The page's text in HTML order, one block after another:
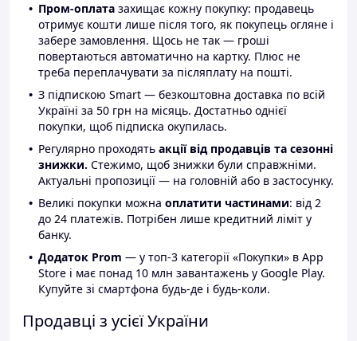
Пром-оплата захищає кожну покупку: продавець
отримує кошти лише після того, як покупець огляне і
забере замовлення. Щось не так — гроші
повертаються автоматично на картку. Плюс не
треба переплачувати за післяплату на пошті.
З підпискою Smart — безкоштовна доставка по всій
Україні за 50 грн на місяць. Достатньо однієї
покупки, щоб підписка окупилась.
Регулярно проходять акції від продавців та сезонні
знижки. Стежимо, щоб знижки були справжніми.
Актуальні пропозиції — на головній або в застосунку.
Великі покупки можна оплатити частинами: від 2
до 24 платежів. Потрібен лише кредитний ліміт у
банку.
Додаток Prom — у топ-3 категорії «Покупки» в App
Store і має понад 10 млн завантажень у Google Play.
Купуйте зі смартфона будь-де і будь-коли.
Продавці з усієї України